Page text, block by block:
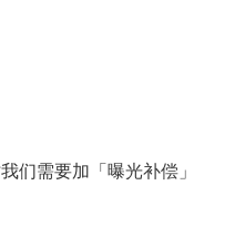
们需要加「曝光补偿」